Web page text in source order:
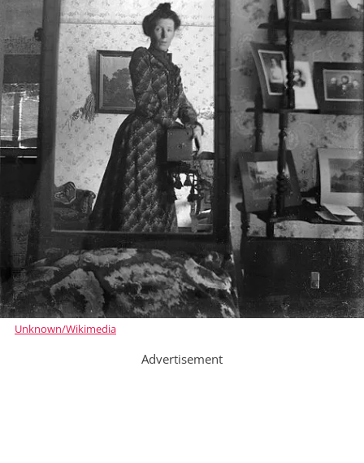
Unknown/Wikimedia
Advertisement